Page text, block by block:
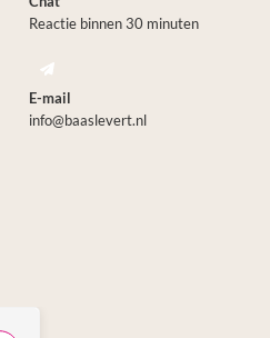
Reactie binnen 30 minuten
E-mail
info@baaslevert.nl